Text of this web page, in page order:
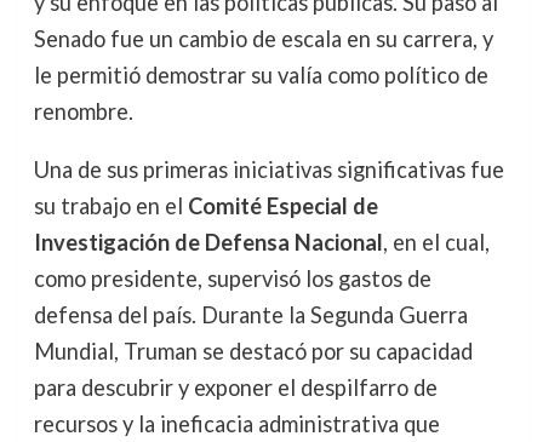
Senado fue un cambio de escala en su carrera, y
le permitió demostrar su valía como político de
renombre.
Una de sus primeras iniciativas significativas fue
su trabajo en el Comité Especial de
Investigación de Defensa Nacional, en el cual,
como presidente, supervisó los gastos de
defensa del país. Durante la Segunda Guerra
Mundial, Truman se destacó por su capacidad
para descubrir y exponer el despilfarro de
recursos y la ineficacia administrativa que